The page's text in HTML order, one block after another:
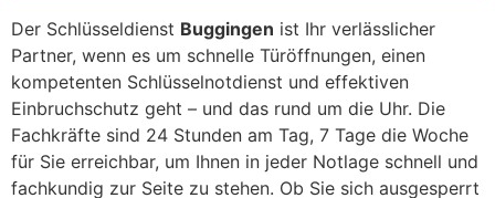
Der Schlüsseldienst Buggingen ist Ihr verlässlicher
Partner, wenn es um schnelle Türöffnungen, einen
kompetenten Schlüsselnotdienst und effektiven
Einbruchschutz geht – und das rund um die Uhr. Die
Fachkräfte sind 24 Stunden am Tag, 7 Tage die Woche
für Sie erreichbar, um Ihnen in jeder Notlage schnell und
fachkundig zur Seite zu stehen. Ob Sie sich ausgesperrt